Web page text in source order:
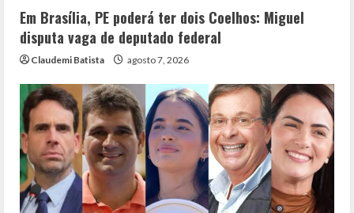
Em Brasília, PE poderá ter dois Coelhos: Miguel
disputa vaga de deputado federal
Claudemi Batista agosto 7, 2026